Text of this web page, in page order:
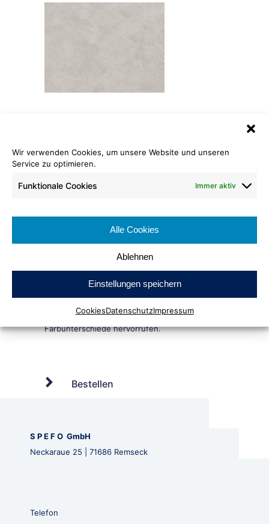
Wir verwenden Cookies, um unsere Website und unseren
Service zu optimieren.
Funktionale Cookies Immer aktiv
Alle Cookies
Ablehnen
Einstellungen speichern
CookiesDatenschutzImpressum
Länge: ca. 20 lfm
Breite: ca. 200 cm
Nutzungsklasse:
Bestellen
S P E F O GmbH
Neckaraue 25 | 71686 Remseck
Telefon